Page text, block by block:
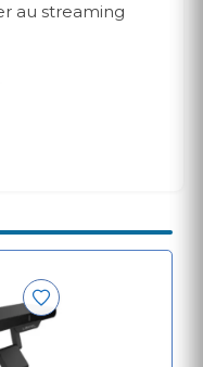
au streaming
d'une
sans
l'audio, la
et